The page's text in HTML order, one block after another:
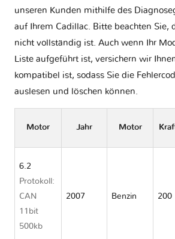
unseren Kunden mithilfe des
auf Ihrem Cadillac. Bitte beachten Sie,
nicht vollständig ist. Auch wenn Ihr
Liste aufgeführt ist, versichern wir
kompatibel ist, sodass Sie die
auslesen und löschen können.
Motor Jahr Motor
6.2
Protokoll:
CAN
11bit
500kb
2007 Benzin 200